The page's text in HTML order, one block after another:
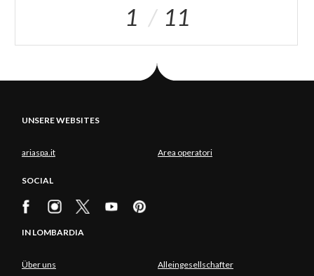
1 11
UNSERE WEBSITES
ariaspa.it Area operatori
SOCIAL
IN LOMBARDIA
Über uns Alleingesellschafter